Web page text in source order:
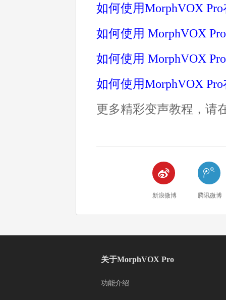
如何使用MorphVOX
如何使用 MorphVOX
如何使用 MorphVOX
如何使用MorphVOX
更多精彩变声教程，请

新浪微博

腾讯微博
关于MorphVOX Pro
功能介绍